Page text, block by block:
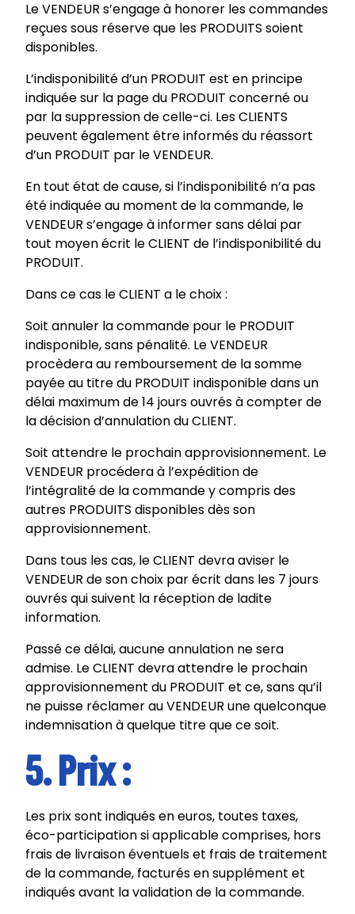
Le VENDEUR s’engage à honorer les commandes
reçues sous réserve que les PRODUITS soient
disponibles.
L’indisponibilité d’un PRODUIT est en principe
indiquée sur la page du PRODUIT concerné ou
par la suppression de celle-ci. Les CLIENTS
peuvent également être informés du réassort
d’un PRODUIT par le VENDEUR.
En tout état de cause, si l’indisponibilité n’a pas
été indiquée au moment de la commande, le
VENDEUR s’engage à informer sans délai par
tout moyen écrit le CLIENT de l’indisponibilité du
PRODUIT.
Dans ce cas le CLIENT a le choix :
Soit annuler la commande pour le PRODUIT
indisponible, sans pénalité. Le VENDEUR
procèdera au remboursement de la somme
payée au titre du PRODUIT indisponible dans un
délai maximum de 14 jours ouvrés à compter de
la décision d’annulation du CLIENT.
Soit attendre le prochain approvisionnement. Le
VENDEUR procédera à l’expédition de
l’intégralité de la commande y compris des
autres PRODUITS disponibles dès son
approvisionnement.
Dans tous les cas, le CLIENT devra aviser le
VENDEUR de son choix par écrit dans les 7 jours
ouvrés qui suivent la réception de ladite
information.
Passé ce délai, aucune annulation ne sera
admise. Le CLIENT devra attendre le prochain
approvisionnement du PRODUIT et ce, sans qu’il
ne puisse réclamer au VENDEUR une quelconque
indemnisation à quelque titre que ce soit.
5. Prix :
Les prix sont indiqués en euros, toutes taxes,
éco-participation si applicable comprises, hors
frais de livraison éventuels et frais de traitement
de la commande, facturés en supplément et
indiqués avant la validation de la commande.